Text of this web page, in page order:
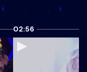
02:56